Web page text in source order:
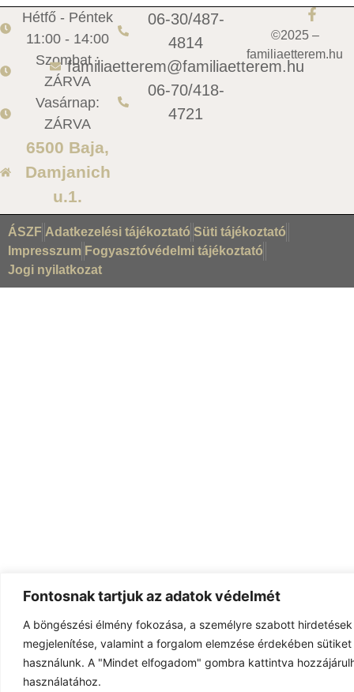
Fontosnak tartjuk az adatok védelmét
A böngészési élmény fokozása, a személyre szabott
megjelenítése, valamint a forgalom elemzése érdekében
használunk. A "Mindet elfogadom" gombra kattintva
használatához.
Hétfő - Péntek
11:00 - 14:00
Szombat :
ZÁRVA
Vasárnap:
ZÁRVA
6500 Baja,
Damjanich
u.1.
06-30/487-
4814
familiaetterem@familiaetterem.hu
06-70/418-
4721
©2025 –
familiaetterem.hu
ÁSZF Adatkezelési tájékoztató Süti tájékoztató
Impresszum Fogyasztóvédelmi tájékoztató
Jogi nyilatkozat